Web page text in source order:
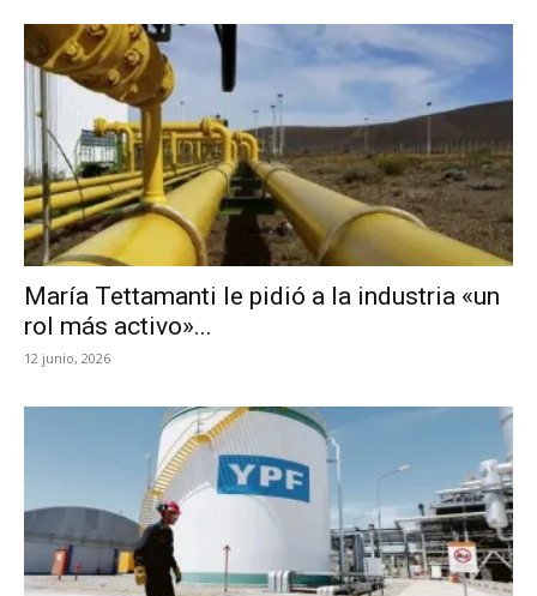
María Tettamanti le pidió a la industria «un
rol más activo»...
12 junio, 2026